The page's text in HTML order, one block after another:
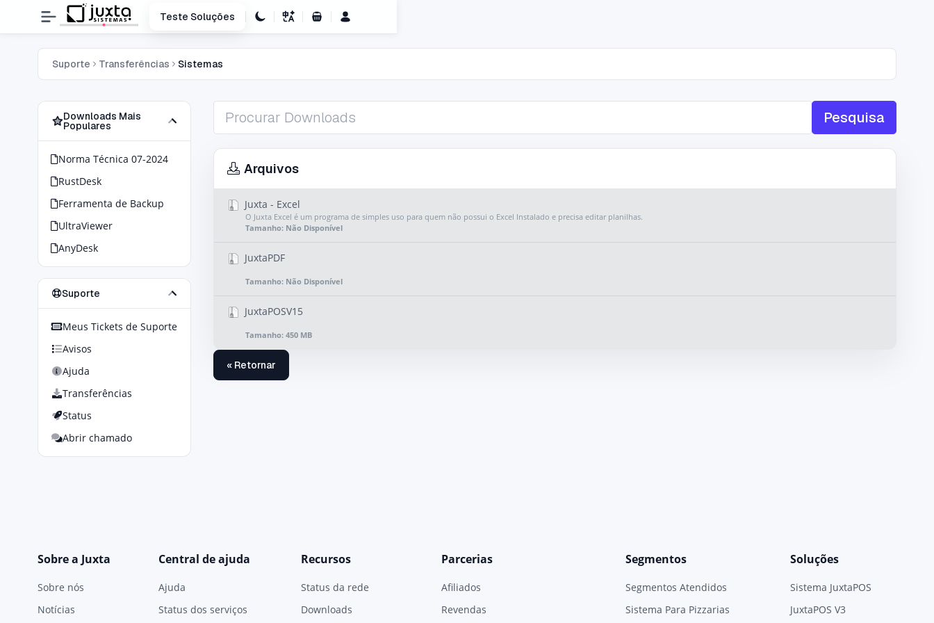
Teste Soluções
Carrinho de Compras
Suporte Transferências Sistemas
Downloads Mais
Populares
Norma Técnica 07-2024
RustDesk
Ferramenta de Backup
UltraViewer
AnyDesk
Suporte
Meus Tickets de Suporte
Avisos
Ajuda
Transferências
Status
Abrir chamado
Pesquisa
Arquivos
Juxta - Excel
O Juxta Excel é um programa de simples uso para quem não possui o Excel Instalado e precisa editar planilhas.
Tamanho: Não Disponível
JuxtaPDF
Tamanho: Não Disponível
JuxtaPOSV15
Tamanho: 450 MB
« Retornar
Sobre a Juxta
Sobre nós
Notícias
Central de ajuda
Ajuda
Status dos serviços
Recursos
Status da rede
Downloads
Parcerias
Afiliados
Revendas
Segmentos
Segmentos Atendidos
Sistema Para Pizzarias
Soluções
Sistema JuxtaPOS
JuxtaPOS V3